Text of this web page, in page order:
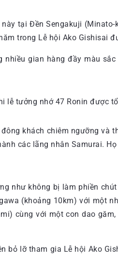
tại Đền Sengakuji
trong Lễ hội Ako Gishisai
gian hàng đầy màu
lễ tưởng nhớ 47 Ronin được
khách chiêm ngưỡng và
các lãng nhân Samurai.
như không bị làm phiền
(khoảng 10km) với một
cùng với một con dao
bỏ lỡ tham gia Lễ hội Ako